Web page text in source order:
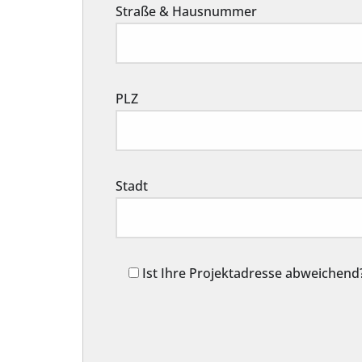
Straße & Hausnummer
PLZ
Stadt
Ist Ihre Projektadresse